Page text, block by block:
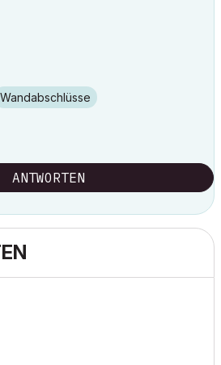
Wandabschlüsse
ANTWORTEN